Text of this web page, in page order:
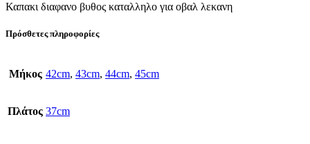
Καπακι διαφανο βυθος καταλληλο για οβαλ λεκανη
Πρόσθετες πληροφορίες
Μήκος 42cm, 43cm, 44cm, 45cm
Πλάτος 37cm